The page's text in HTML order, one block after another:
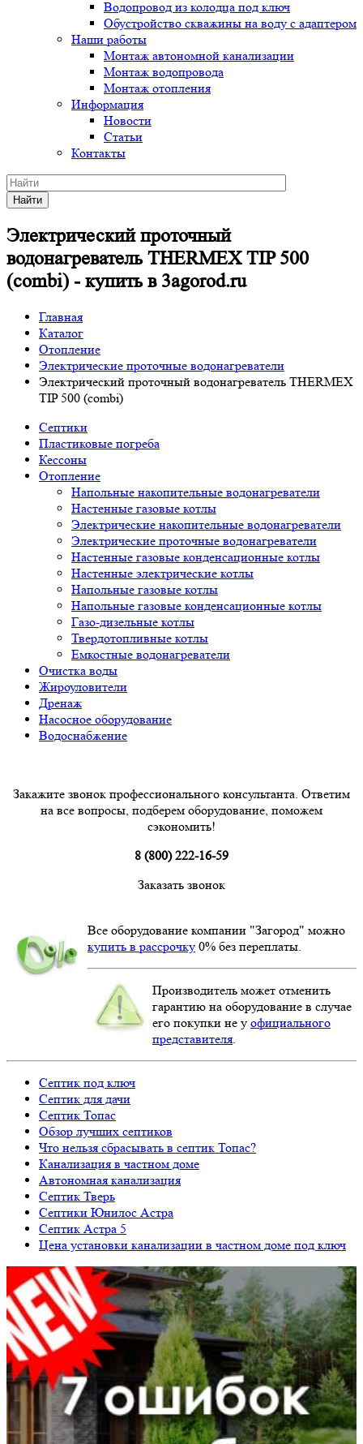
Водопровод из колодца под ключ
Обустройство скважины на воду с адаптером
Наши работы
Монтаж автономной канализации
Монтаж водопровода
Монтаж отопления
Информация
Новости
Статьи
Контакты
Найти
Электрический проточный
водонагреватель THERMEX TIP 500
(combi) - купить в 3agorod.ru
Главная
Каталог
Отопление
Электрические проточные водонагреватели
Электрический проточный водонагреватель THERMEX
TIP 500 (combi)
Септики
Пластиковые погреба
Кессоны
Отопление
Напольные накопительные водонагреватели
Настенные газовые котлы
Электрические накопительные водонагреватели
Электрические проточные водонагреватели
Настенные газовые конденсационные котлы
Настенные электрические котлы
Напольные газовые котлы
Напольные газовые конденсационные котлы
Газо-дизельные котлы
Твердотопливные котлы
Емкостные водонагреватели
Очистка воды
Жироуловители
Дренаж
Насосное оборудование
Водоснабжение
Закажите звонок профессионального консультанта. Ответим
на все вопросы, подберем оборудование, поможем
сэкономить!
8 (800) 222-16-59
Заказать звонок
Все оборудование компании "Загород" можно
купить в рассрочку 0% без переплаты.
Производитель может отменить
гарантию на оборудование в случае
его покупки не у официального
представителя.
Септик под ключ
Септик для дачи
Септик Топас
Обзор лучших септиков
Что нельзя сбрасывать в септик Топас?
Канализация в частном доме
Автономная канализация
Септик Тверь
Септики Юнилос Астра
Септик Астра 5
Цена установки канализации в частном доме под ключ